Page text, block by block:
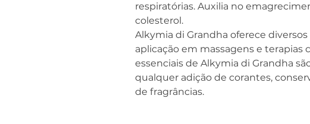
respiratórias. Auxilia no
colesterol.
Alkymia di Grandha oferece diversos
aplicação em massagens e terapias
essenciais de Alkymia di Grandha
qualquer adição de corantes,
de fragrâncias.